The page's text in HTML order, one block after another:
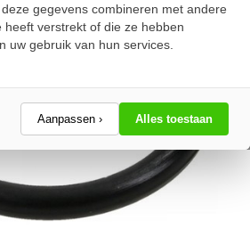
gegevens combineren met andere
heeft verstrekt of die ze hebben
uw gebruik van hun services.
Aanpassen › Alles toestaan